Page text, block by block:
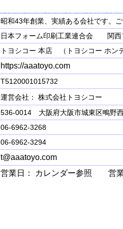
昭和43年創業、実績ある会社です。
日本フォーム印刷工業連合会 関
トヨシコー 本店 （トヨシコー ホン
https://aaatoyo.com
T5120001015732
運営会社： 株式会社トヨシコ
536-0014 大阪府大阪市城東区鴫野
06-6962-3268
06-6962-3294
t@aaatoyo.com
営業日： カレンダー参照 営業